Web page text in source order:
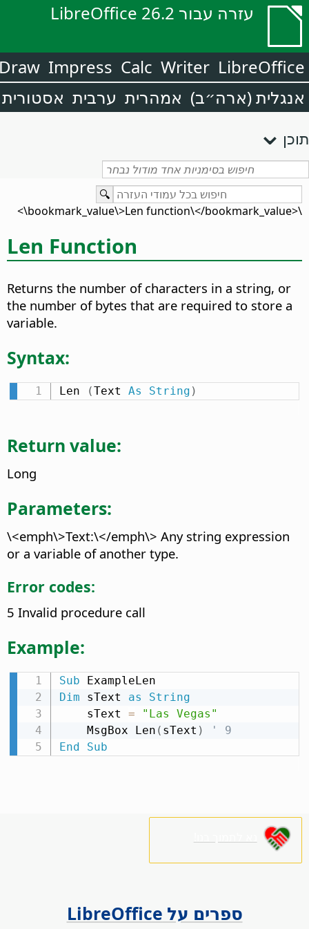
עזרה עבור LibreOffice 26.2
LibreOffice
Writer
Calc
Impress
אנגלית (ארה״ב) אמהרית ערבית אסטורית
תוכן
\<bookmark_value\>Len function\</bookmark_value\>
Len Function
Returns the number of characters in a string, or
the number of bytes that are required to store a
variable.
Syntax:
Len (Text As String )
Return value:
Long
Parameters:
\<emph\>Text:\</emph\> Any string expression
or a variable of another type.
Error codes:
5 Invalid procedure call
Example:
Sub
Dim sText as
String
    sText
=
"Las Vegas"
    MsgBox Len
( sText )
' 9
End
Sub
ספרים על LibreOffice